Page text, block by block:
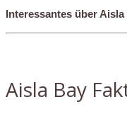
Interessantes über Aisla
Aisla Bay